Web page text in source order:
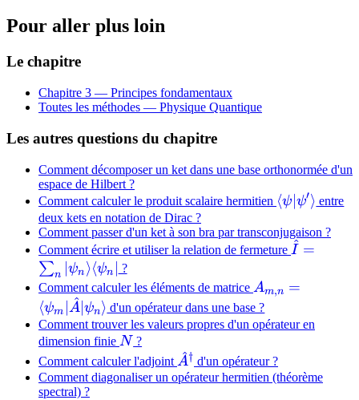
Pour aller plus loin
Le chapitre
Chapitre 3 — Principes fondamentaux
Toutes les méthodes — Physique Quantique
Les autres questions du chapitre
Comment décomposer un ket dans une base orthonormée d'un
espace de Hilbert ?
Comment calculer le produit scalaire hermitien ⟨ψ∣ψ′⟩ entre
deux kets en notation de Dirac ?
Comment passer d'un ket à son bra par transconjugaison ?
Comment écrire et utiliser la relation de fermeture \hat{I} =
I^ =
∑n ∣ψn ⟩⟨ψn
?
Comment calculer les éléments de matrice A_{m,n} =
Am,n =
⟨ψm A
^∣ ψn⟩ d'un opérateur dans une base ?
Comment trouver les valeurs propres d'un opérateur en
dimension finie N
N ?
Comment calculer l'adjoint \hat{A}^\dagger
A
^† d'un opérateur ?
Comment diagonaliser un opérateur hermitien (théorème
spectral) ?